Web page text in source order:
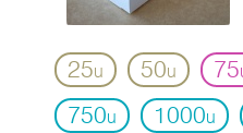
25u 50u 75
750u 1000u